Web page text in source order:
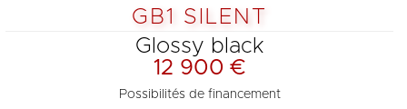
GB1 SILENT
Glossy black
12 900 €
Possibilités de financement